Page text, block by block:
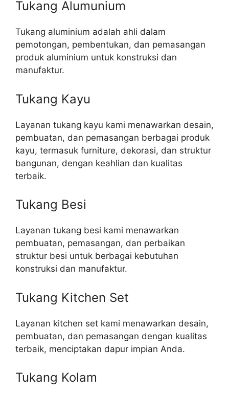
Tukang Alumunium
Tukang aluminium adalah ahli dalam
pemotongan, pembentukan, dan pemasangan
produk aluminium untuk konstruksi dan
manufaktur.
Tukang Kayu
Layanan tukang kayu kami menawarkan desain,
pembuatan, dan pemasangan berbagai produk
kayu, termasuk furniture, dekorasi, dan struktur
bangunan, dengan keahlian dan kualitas
terbaik.
Tukang Besi
Layanan tukang besi kami menawarkan
pembuatan, pemasangan, dan perbaikan
struktur besi untuk berbagai kebutuhan
konstruksi dan manufaktur.
Tukang Kitchen Set
Layanan kitchen set kami menawarkan desain,
pembuatan, dan pemasangan dengan kualitas
terbaik, menciptakan dapur impian Anda.
Tukang Kolam